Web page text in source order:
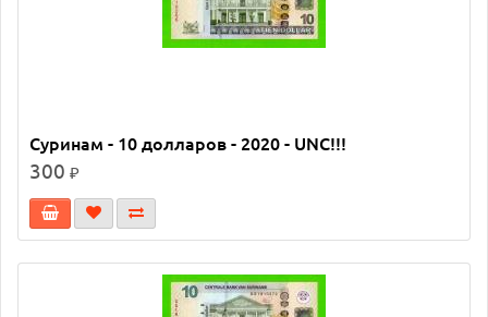
Суринам - 10 долларов - 2020 - UNC!!!
300 ₽